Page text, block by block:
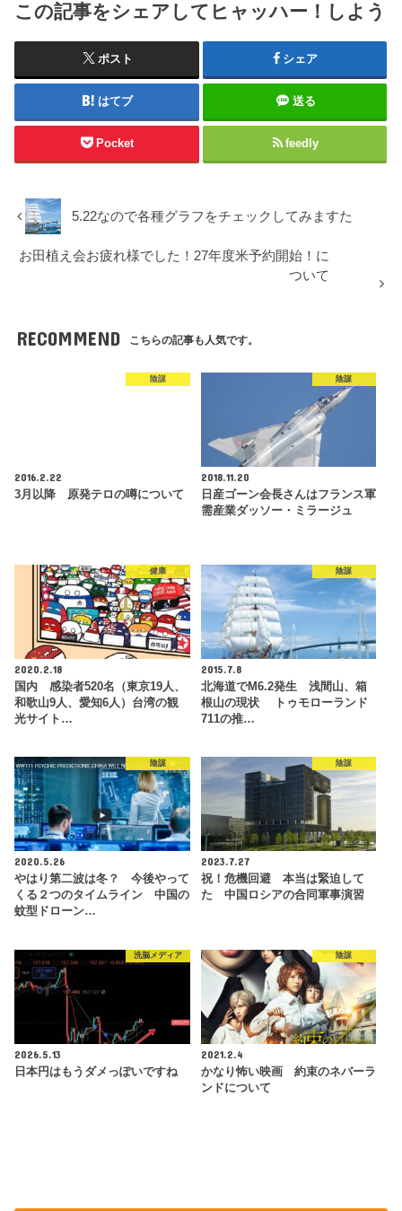
この記事をシェアしてヒャッハー！しよう
ポスト シェア
はてブ 送る
Pocket feedly
5.22なので各種グラフをチェックしてみますた
お田植え会お疲れ様でした！27年度米予約開始！に
ついて
RECOMMEND こちらの記事も人気です。
陰謀
2016.2.22
3月以降 原発テロの噂について
陰謀
2018.11.20
日産ゴーン会長さんはフランス軍
需産業ダッソー・ミラージュ
健康
2020.2.18
国内 感染者520名（東京19人、
和歌山9人、愛知6人）台湾の観
光サイト…
陰謀
2015.7.8
北海道でM6.2発生 浅間山、箱
根山の現状 トゥモローランド
711の推…
陰謀
2020.5.26
やはり第二波は冬？ 今後やって
くる２つのタイムライン 中国の
蚊型ドローン…
陰謀
2023.7.27
祝！危機回避 本当は緊迫して
た 中国ロシアの合同軍事演習
洗脳メディア
2026.5.13
日本円はもうダメっぽいですね
陰謀
2021.2.4
かなり怖い映画 約束のネバーラ
ンドについて